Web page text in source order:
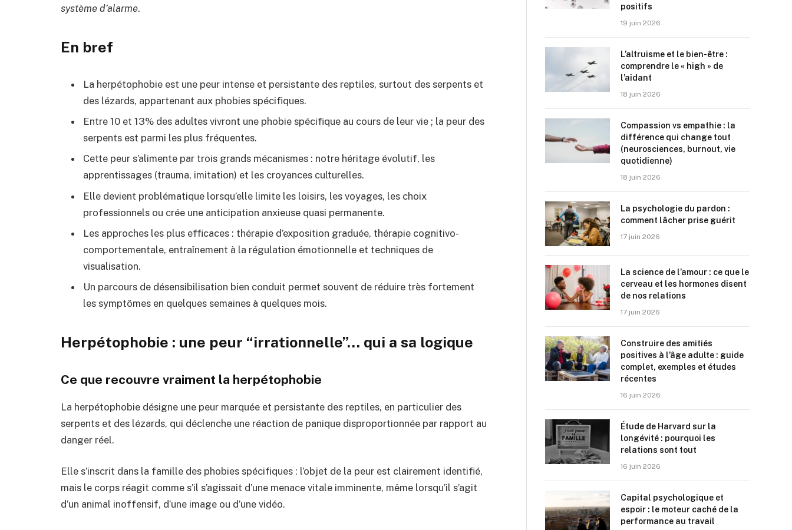
système d’alarme.
En bref
La herpétophobie est une peur intense et persistante des reptiles, surtout des serpents et
des lézards, appartenant aux phobies spécifiques.
Entre 10 et 13% des adultes vivront une phobie spécifique au cours de leur vie ; la peur des
serpents est parmi les plus fréquentes.
Cette peur s’alimente par trois grands mécanismes : notre héritage évolutif, les
apprentissages (trauma, imitation) et les croyances culturelles.
Elle devient problématique lorsqu’elle limite les loisirs, les voyages, les choix
professionnels ou crée une anticipation anxieuse quasi permanente.
Les approches les plus efficaces : thérapie d’exposition graduée, thérapie cognitivo-
comportementale, entraînement à la régulation émotionnelle et techniques de
visualisation.
Un parcours de désensibilisation bien conduit permet souvent de réduire très fortement
les symptômes en quelques semaines à quelques mois.
Herpétophobie : une peur “irrationnelle”… qui a sa logique
Ce que recouvre vraiment la herpétophobie
La herpétophobie désigne une peur marquée et persistante des reptiles, en particulier des
serpents et des lézards, qui déclenche une réaction de panique disproportionnée par rapport au
danger réel.
Elle s’inscrit dans la famille des phobies spécifiques : l’objet de la peur est clairement identifié,
mais le corps réagit comme s’il s’agissait d’une menace vitale imminente, même lorsqu’il s’agit
d’un animal inoffensif, d’une image ou d’une vidéo.
positifs
19 juin 2026
L’altruisme et le bien-être :
comprendre le « high » de
l’aidant
18 juin 2026
Compassion vs empathie : la
différence qui change tout
(neurosciences, burnout, vie
quotidienne)
18 juin 2026
La psychologie du pardon :
comment lâcher prise guérit
17 juin 2026
La science de l’amour : ce que le
cerveau et les hormones disent
de nos relations
17 juin 2026
Construire des amitiés
positives à l’âge adulte : guide
complet, exemples et études
récentes
16 juin 2026
Étude de Harvard sur la
longévité : pourquoi les
relations sont tout
16 juin 2026
Capital psychologique et
espoir : le moteur caché de la
performance au travail